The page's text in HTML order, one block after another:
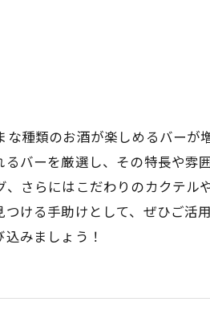
種類のお酒が楽しめるバー
バーを厳選し、その特長や雰
さらにはこだわりのカクテル
ける手助けとして、ぜひご活
みましょう！